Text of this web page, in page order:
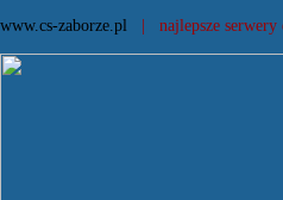
www.cs-zaborze.pl | najlepsze serwery